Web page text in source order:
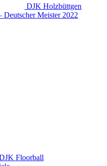
DJK Holzbüttgen
Deutscher Meister 2022
Floorball